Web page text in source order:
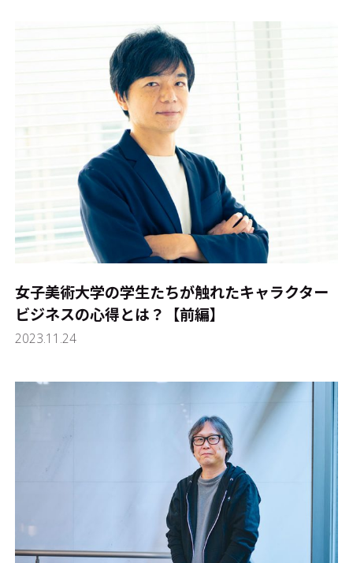
女子美術大学の学生たちが触れたキャラクター
ビジネスの心得とは？【前編】
2023.11.24